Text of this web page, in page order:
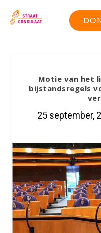
Motie van het
bijstandsregels
25 september,